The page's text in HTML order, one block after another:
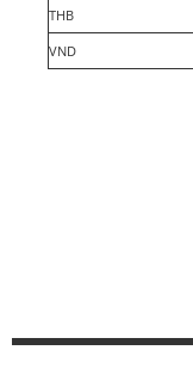
THB
VND